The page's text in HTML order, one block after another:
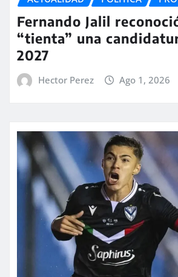
Fernando Jalil
“tienta” una
2027
Hector Perez Ago 1, 2026